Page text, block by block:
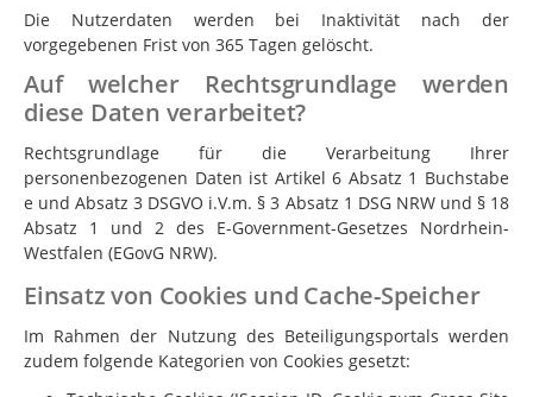
Die Nutzerdaten werden bei Inaktivität nach der
vorgegebenen Frist von 365 Tagen gelöscht.
Auf welcher Rechtsgrundlage werden
diese Daten verarbeitet?
Rechtsgrundlage für die Verarbeitung Ihrer
personenbezogenen Daten ist Artikel 6 Absatz 1 Buchstabe
e und Absatz 3 DSGVO i.V.m. § 3 Absatz 1 DSG NRW und § 18
Absatz 1 und 2 des E-Government-Gesetzes Nordrhein-
Westfalen (EGovG NRW).
Einsatz von Cookies und Cache-Speicher
Im Rahmen der Nutzung des Beteiligungsportals werden
zudem folgende Kategorien von Cookies gesetzt: